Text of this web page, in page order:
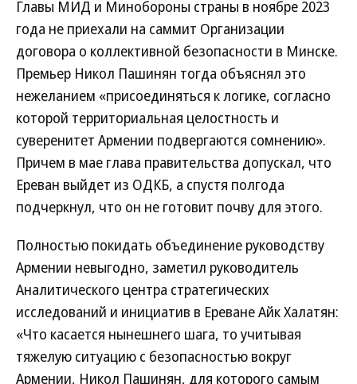
Главы МИД и Минобороны страны в ноябре 2023
года не приехали на саммит Организации
договора о коллективной безопасности в Минске.
Премьер Никол Пашинян тогда объяснял это
нежеланием «присоединяться к логике, согласно
которой территориальная целостность и
суверенитет Армении подвергаются сомнению».
Причем в мае глава правительства допускал, что
Ереван выйдет из ОДКБ, а спустя полгода
подчеркнул, что он не готовит почву для этого.
Полностью покидать объединение руководству
Армении невыгодно, заметил руководитель
Аналитического центра стратегических
исследований и инициатив в Ереване Айк Халатян:
«Что касается нынешнего шага, то учитывая
тяжелую ситуацию с безопасностью вокруг
Армении, Никол Пашинян, для которого самым